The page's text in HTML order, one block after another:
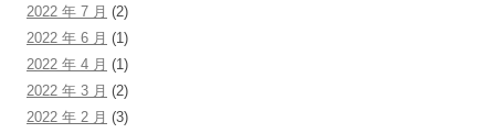
2022 年 7 月 (2)
2022 年 6 月 (1)
2022 年 4 月 (1)
2022 年 3 月 (2)
2022 年 2 月 (3)